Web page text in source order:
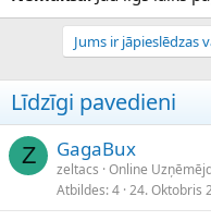
Jums ir jāpieslēdzas
Līdzīgi pavedieni
Z GagaBux
zeltacs Online
Atbildes 4 24. Oktobris